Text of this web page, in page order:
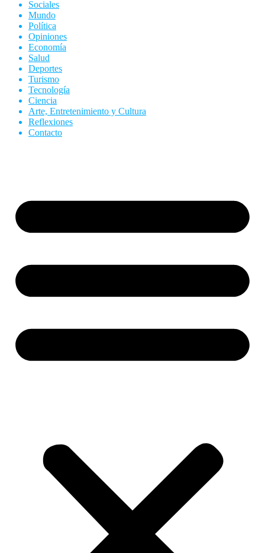
Sociales
Mundo
Política
Opiniones
Economía
Salud
Deportes
Turismo
Tecnología
Ciencia
Arte, Entretenimiento y Cultura
Reflexiones
Contacto